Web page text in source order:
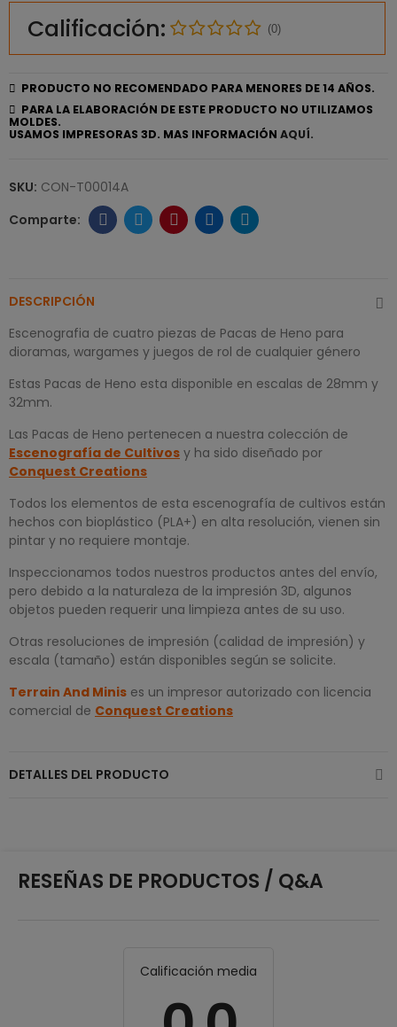
Calificación: (0)
PRODUCTO NO RECOMENDADO PARA MENORES DE 14 AÑOS.
PARA LA ELABORACIÓN DE ESTE PRODUCTO NO UTILIZAMOS
MOLDES.
USAMOS IMPRESORAS 3D. MAS INFORMACIÓN AQUÍ.
SKU: CON-T00014A
DESCRIPCIÓN
Escenografia de cuatro piezas de Pacas de Heno para
dioramas, wargames y juegos de rol de cualquier género
Estas Pacas de Heno esta disponible en escalas de 28mm y
32mm.
Las Pacas de Heno pertenecen a nuestra colección de
Escenografía de Cultivos y ha sido diseñado por
Conquest Creations
Todos los elementos de esta escenografía de cultivos están
hechos con bioplástico (PLA+) en alta resolución, vienen sin
pintar y no requiere montaje.
Inspeccionamos todos nuestros productos antes del envío,
pero debido a la naturaleza de la impresión 3D, algunos
objetos pueden requerir una limpieza antes de su uso.
Otras resoluciones de impresión (calidad de impresión) y
escala (tamaño) están disponibles según se solicite.
Terrain And Minis es un impresor autorizado con licencia
comercial de Conquest Creations
DETALLES DEL PRODUCTO
RESEÑAS DE PRODUCTOS / Q&A
Calificación media